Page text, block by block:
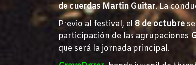
de cuerdas Martin Guitar. La
Previo al festival, el 8 de octubrese
participación de las agrupaciones
que será la jornada principal.